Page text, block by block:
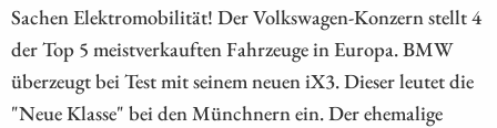
Sachen Elektromobilität! Der Volkswagen-Konzern stellt 4
der Top 5 meistverkauften Fahrzeuge in Europa. BMW
überzeugt bei Test mit seinem neuen iX3. Dieser leutet die
"Neue Klasse" bei den Münchnern ein. Der ehemalige